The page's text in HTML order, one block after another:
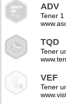
ADV
Tener
TQD
Tener
VEF
Tener